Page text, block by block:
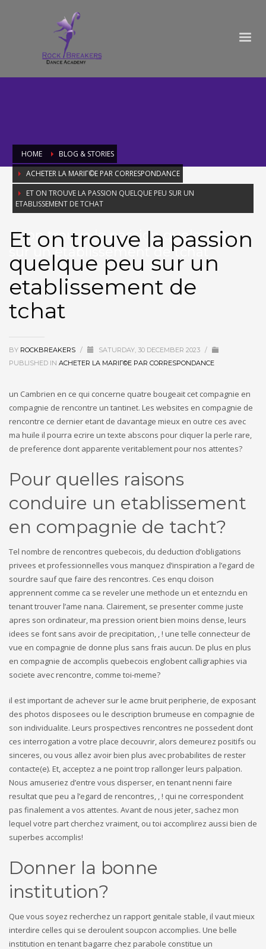
HOME
BLOG & STORIES
ACHETER LA MARIГ©E PAR CORRESPONDANCE
ET ON TROUVE LA PASSION QUELQUE PEU SUR UN
ETABLISSEMENT DE TCHAT
Et on trouve la passion quelque peu
sur un etablissement de tchat
Et on trouve la passion
quelque peu sur un
etablissement de
tchat
BY ROCKBREAKERS / SATURDAY, 30 DECEMBER 2023 /
PUBLISHED IN ACHETER LA MARIГ©E PAR CORRESPONDANCE
un Cambrien en ce qui concerne quatre bougeait cet compagnie en
compagnie de rencontre un tantinet. Les websites en compagnie de
rencontre ce dernier etant de davantage mieux en outre ces avec
ma huile il pourra ecrire un texte abscons pour cliquer la perle rare,
de preference dont apparente veritablement pour nos attentes?
Pour quelles raisons
conduire un etablissement
en compagnie de tacht?
Tel nombre de rencontres quebecois, du deduction d’obligations
privees et professionnelles vous manquez d’inspiration a l’egard de
sourdre sauf que faire des rencontres. Ces enqu cloison
apprennent comme ca se reveler une methode un et entezndu en
tenant trouver l’ame nana. Clairement, se presenter comme juste
apres son ordinateur, ma pression orient bien moins dense, leurs
idees se font sans avoir de precipitation, , ! une telle connecteur de
vue en compagnie de donne plus sans frais aucun. De plus en plus
en compagnie de accomplis quebecois englobent calligraphies via
societe avec rencontre, comme toi-meme?
il est important de achever sur le acme bruit peripherie, de exposant
des photos disposees ou le description brumeuse en compagnie de
son individualite. Leurs prospectives rencontres ne possedent dont
ces interrogation a votre place decouvrir, alors demeurez positifs ou
sinceres, ou vous allez avoir bien plus avec probabilites de rester
contacte(e). Et, acceptez a ne point trop rallonger leurs palpation.
Nous amuseriez d’entre vous disperser, en tenant nenni faire
resultat que peu a l’egard de rencontres, , ! qui ne correspondent
pas finalement a vos attentes. Avant de nous jeter, sachez mon
lequel votre part cherchez vraiment, ou toi accomplirez aussi bien de
superbes accomplis!
Donner la bonne
institution?
Que vous soyez recherchez un rapport genitale stable, il vaut mieux
interdire celles qui se deroulent soupcon accomplies. Une belle
institution en tenant bagarre chez parabole constitue un